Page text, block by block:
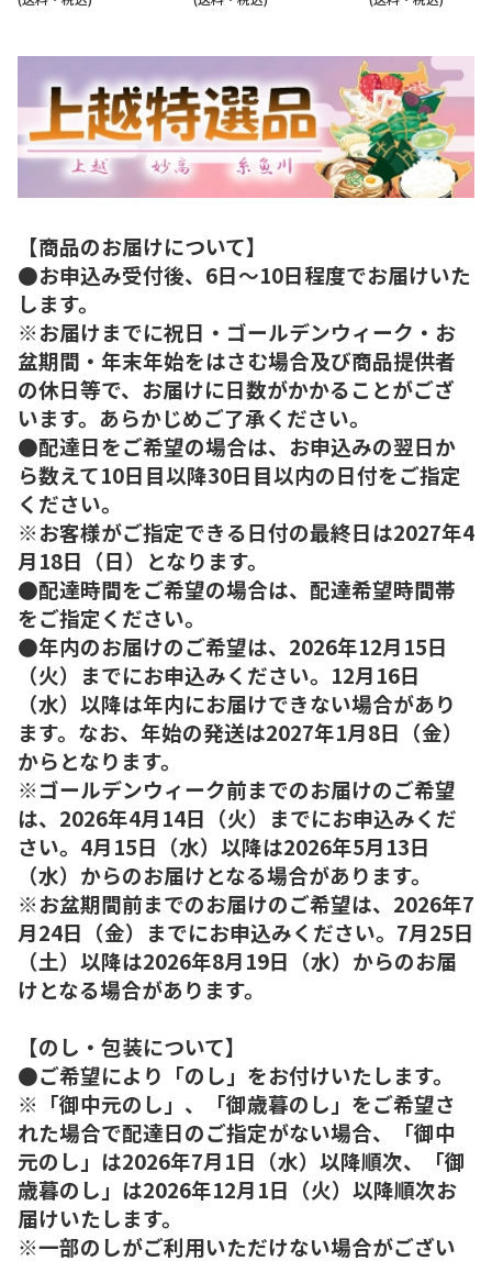
【商品のお届けについて】
●お申込み受付後、6日～10日程度でお届けいた
します。
※お届けまでに祝日・ゴールデンウィーク・お
盆期間・年末年始をはさむ場合及び商品提供者
の休日等で、お届けに日数がかかることがござ
います。あらかじめご了承ください。
●配達日をご希望の場合は、お申込みの翌日か
ら数えて10日目以降30日目以内の日付をご指定
ください。
※お客様がご指定できる日付の最終日は2027年4
月18日（日）となります。
●配達時間をご希望の場合は、配達希望時間帯
をご指定ください。
●年内のお届けのご希望は、2026年12月15日
（火）までにお申込みください。12月16日
（水）以降は年内にお届けできない場合があり
ます。なお、年始の発送は2027年1月8日（金）
からとなります。
※ゴールデンウィーク前までのお届けのご希望
は、2026年4月14日（火）までにお申込みくだ
さい。4月15日（水）以降は2026年5月13日
（水）からのお届けとなる場合があります。
※お盆期間前までのお届けのご希望は、2026年7
月24日（金）までにお申込みください。7月25日
（土）以降は2026年8月19日（水）からのお届
けとなる場合があります。
【のし・包装について】
●ご希望により「のし」をお付けいたします。
※「御中元のし」、「御歳暮のし」をご希望さ
れた場合で配達日のご指定がない場合、「御中
元のし」は2026年7月1日（水）以降順次、「御
歳暮のし」は2026年12月1日（火）以降順次お
届けいたします。
※一部のしがご利用いただけない場合がござい